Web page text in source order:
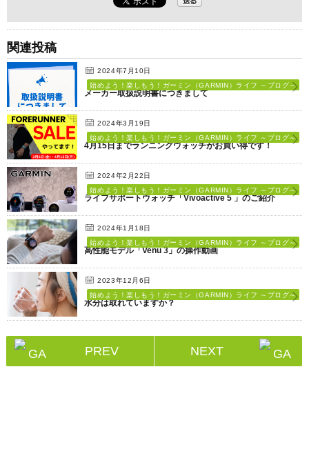
関連投稿
2024年7月10日
始めよう！楽しもう！ガーミン（GARMIN）ライフ ～ブログ～
メーカー取扱説明書につきまして
2024年3月19日
始めよう！楽しもう！ガーミン（GARMIN）ライフ ～ブログ～
4月15日までランニングウォッチがお買い得です！
2024年2月22日
始めよう！楽しもう！ガーミン（GARMIN）ライフ ～ブログ～
ライフサポートウォッチ「Vivoactive 5 」のご紹介
2024年1月18日
始めよう！楽しもう！ガーミン（GARMIN）ライフ ～ブログ～
高性能モデル「Venu 3」の操作動画
2023年12月6日
始めよう！楽しもう！ガーミン（GARMIN）ライフ ～ブログ～
水分は取れていますか？
PREV NEXT